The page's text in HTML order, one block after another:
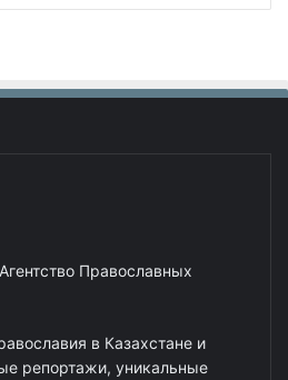
Православных
в Казахстане и
репортажи, уникальные